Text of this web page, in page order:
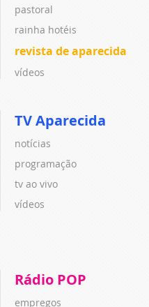
pastoral
rainha hotéis
revista de aparecida
vídeos
TV Aparecida
notícias
programação
tv ao vivo
vídeos
Rádio POP
empregos